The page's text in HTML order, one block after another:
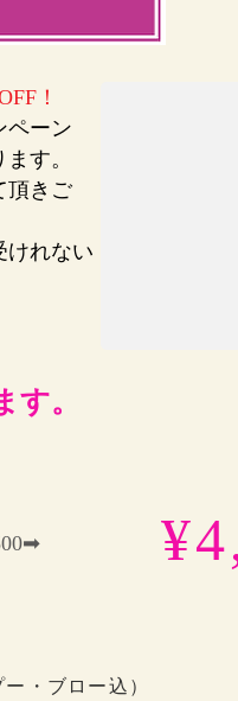
！
ペーン
す。
頂きご
けれない
。
ー・ブロー込）